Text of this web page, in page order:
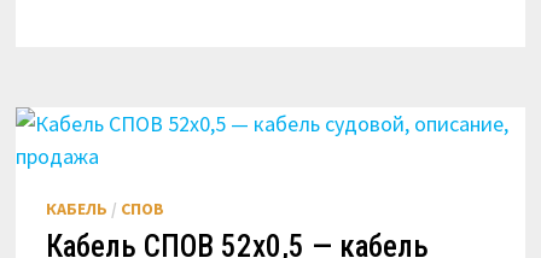
КАБЕЛЬ / СПОВ
Кабель СПОВ 52х0,5 — кабель